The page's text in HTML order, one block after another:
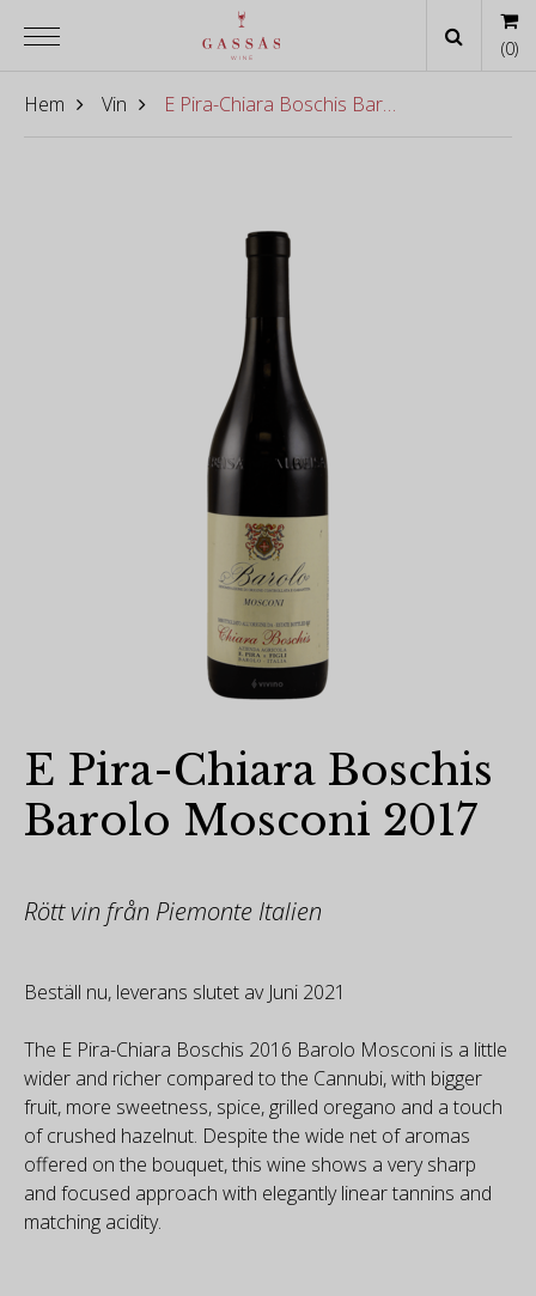
Hem Vin E Pira-Chiara Boschis Barolo Mosconi 2017
E Pira-Chiara Boschis
Barolo Mosconi 2017
Rött vin från Piemonte Italien
Beställ nu, leverans slutet av Juni 2021
The E Pira-Chiara Boschis 2016 Barolo Mosconi is a little
wider and richer compared to the Cannubi, with bigger
fruit, more sweetness, spice, grilled oregano and a touch
of crushed hazelnut. Despite the wide net of aromas
offered on the bouquet, this wine shows a very sharp
and focused approach with elegantly linear tannins and
matching acidity.
(0)